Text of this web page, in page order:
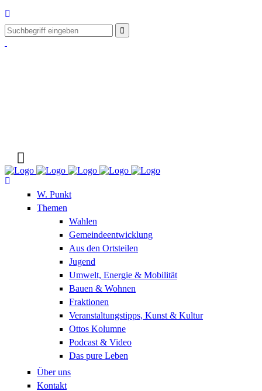
W. Punkt
Themen
Wahlen
Gemeindeentwicklung
Aus den Ortsteilen
Jugend
Umwelt, Energie & Mobilität
Bauen & Wohnen
Fraktionen
Veranstaltungstipps, Kunst & Kultur
Ottos Kolumne
Podcast & Video
Das pure Leben
Über uns
Kontakt